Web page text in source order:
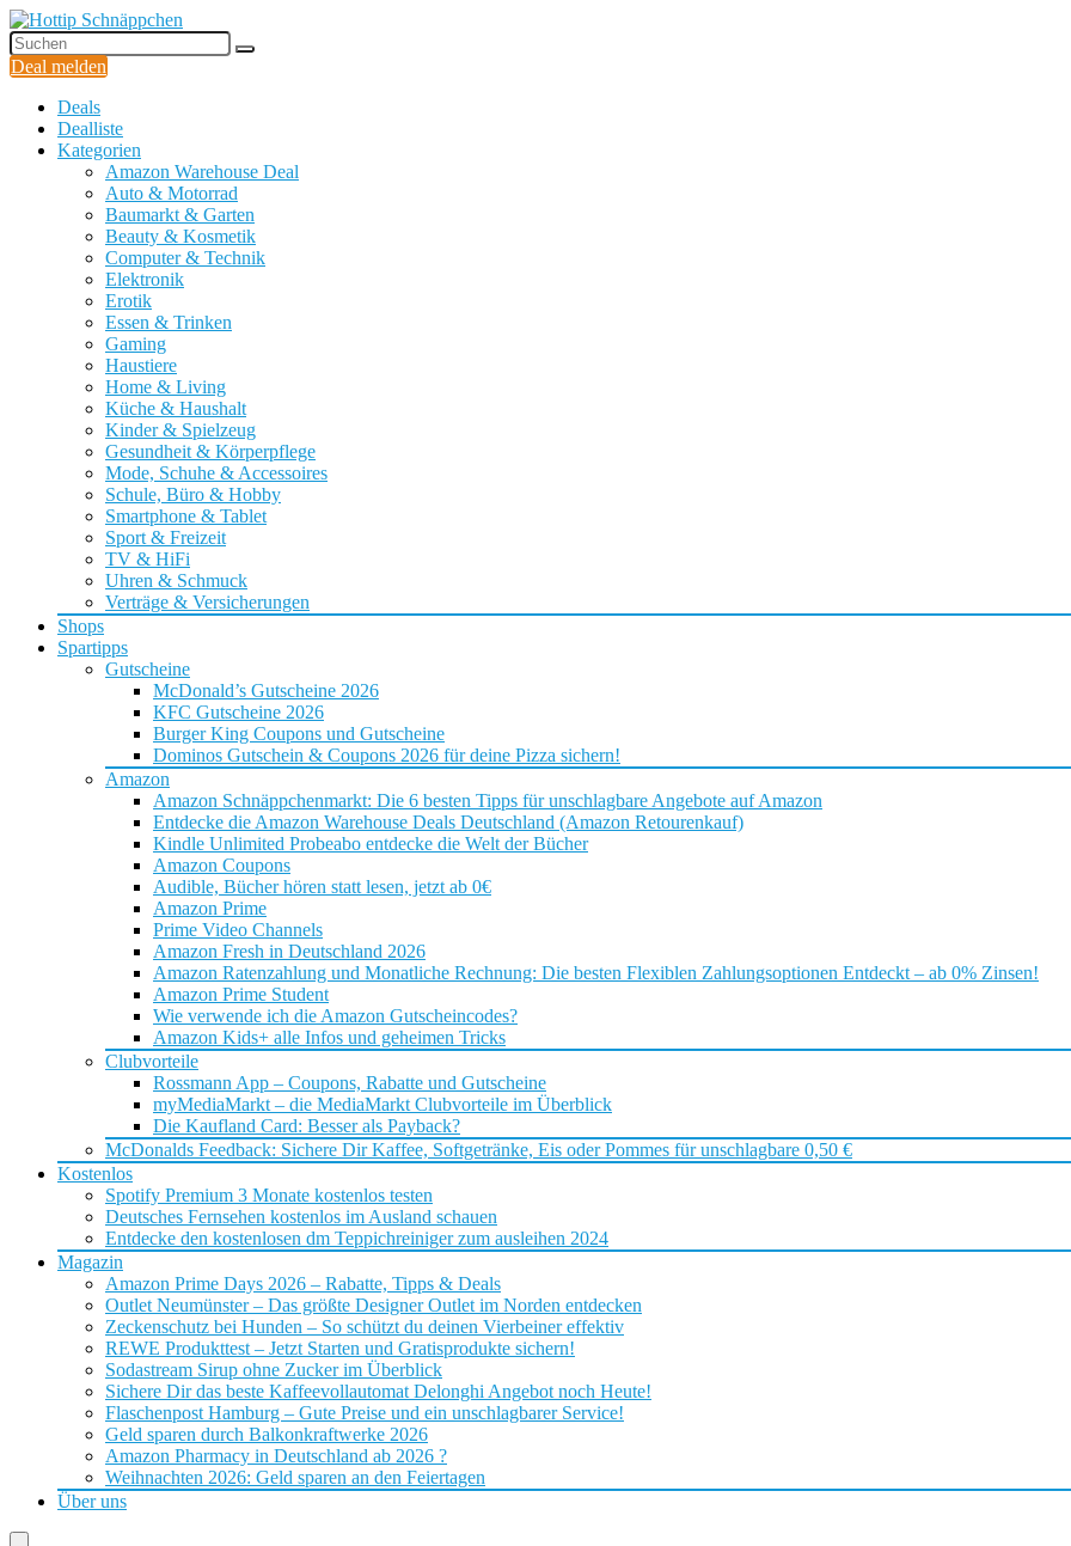
Deal melden
Deals
Dealliste
Kategorien
Amazon Warehouse Deal
Auto & Motorrad
Baumarkt & Garten
Beauty & Kosmetik
Computer & Technik
Elektronik
Erotik
Essen & Trinken
Gaming
Haustiere
Home & Living
Küche & Haushalt
Kinder & Spielzeug
Gesundheit & Körperpflege
Mode, Schuhe & Accessoires
Schule, Büro & Hobby
Smartphone & Tablet
Sport & Freizeit
TV & HiFi
Uhren & Schmuck
Verträge & Versicherungen
Shops
Spartipps
Gutscheine
McDonald’s Gutscheine 2026
KFC Gutscheine 2026
Burger King Coupons und Gutscheine
Dominos Gutschein & Coupons 2026 für deine Pizza sichern!
Amazon
Amazon Schnäppchenmarkt: Die 6 besten Tipps für unschlagbare Angebote auf Amazon
Entdecke die Amazon Warehouse Deals Deutschland (Amazon Retourenkauf)
Kindle Unlimited Probeabo entdecke die Welt der Bücher
Amazon Coupons
Audible, Bücher hören statt lesen, jetzt ab 0€
Amazon Prime
Prime Video Channels
Amazon Fresh in Deutschland 2026
Amazon Ratenzahlung und Monatliche Rechnung: Die besten Flexiblen Zahlungsoptionen Entdeckt – ab 0% Zinsen!
Amazon Prime Student
Wie verwende ich die Amazon Gutscheincodes?
Amazon Kids+ alle Infos und geheimen Tricks
Clubvorteile
Rossmann App – Coupons, Rabatte und Gutscheine
myMediaMarkt – die MediaMarkt Clubvorteile im Überblick
Die Kaufland Card: Besser als Payback?
McDonalds Feedback: Sichere Dir Kaffee, Softgetränke, Eis oder Pommes für unschlagbare 0,50 €
Kostenlos
Spotify Premium 3 Monate kostenlos testen
Deutsches Fernsehen kostenlos im Ausland schauen
Entdecke den kostenlosen dm Teppichreiniger zum ausleihen 2024
Magazin
Amazon Prime Days 2026 – Rabatte, Tipps & Deals
Outlet Neumünster – Das größte Designer Outlet im Norden entdecken
Zeckenschutz bei Hunden – So schützt du deinen Vierbeiner effektiv
REWE Produkttest – Jetzt Starten und Gratisprodukte sichern!
Sodastream Sirup ohne Zucker im Überblick
Sichere Dir das beste Kaffeevollautomat Delonghi Angebot noch Heute!
Flaschenpost Hamburg – Gute Preise und ein unschlagbarer Service!
Geld sparen durch Balkonkraftwerke 2026
Amazon Pharmacy in Deutschland ab 2026 ?
Weihnachten 2026: Geld sparen an den Feiertagen
Über uns